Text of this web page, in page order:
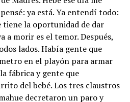
ya está. Ya entendí todo:
tiene la oportunidad de dar
a morir es el temor. Después,
lados. Había gente que
en el playón para armar
fábrica y gente que
del bebé. Los tres claustros
decretaron un paro y